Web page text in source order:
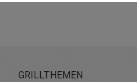
GRILLTHEMEN